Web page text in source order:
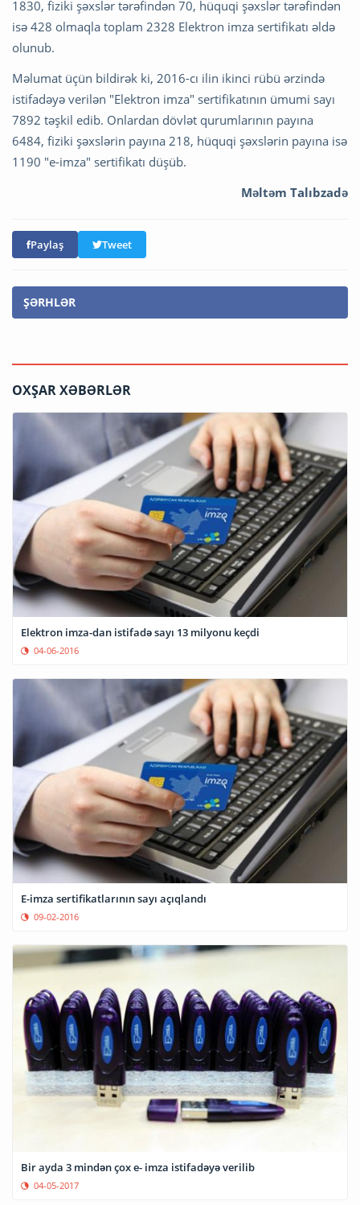
1830, fiziki şəxslər tərəfindən 70, hüquqi şəxslər tərəfindən
isə 428 olmaqla toplam 2328 Elektron imza sertifikatı əldə
olunub.
Məlumat üçün bildirək ki, 2016-cı ilin ikinci rübü ərzində
istifadəyə verilən "Elektron imza" sertifikatının ümumi sayı
7892 təşkil edib. Onlardan dövlət qurumlarının payına
6484, fiziki şəxslərin payına 218, hüquqi şəxslərin payına isə
1190 "e-imza" sertifikatı düşüb.
Məltəm Talıbzadə
Paylaş Tweet
ŞƏRHLƏR
OXŞAR XƏBƏRLƏR
Elektron imza-dan istifadə sayı 13 milyonu keçdi
04-06-2016
E-imza sertifikatlarının sayı açıqlandı
09-02-2016
Bir ayda 3 mindən çox e- imza istifadəyə verilib
04-05-2017